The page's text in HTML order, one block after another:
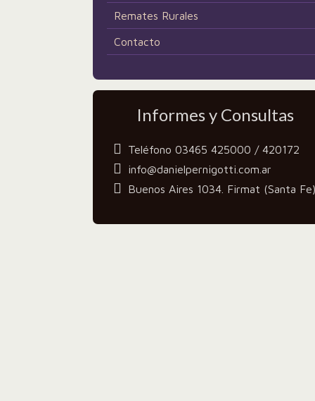
Remates Rurales
Contacto
Informes y Consultas
Teléfono 03465 425000 / 420172
info@danielpernigotti.com.ar
Buenos Aires 1034. Firmat (Santa Fe)